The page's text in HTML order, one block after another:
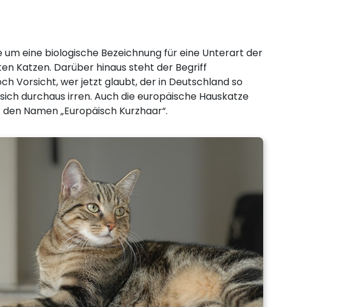
eine biologische Bezeichnung für eine Unterart der
Katzen. Darüber hinaus steht der Begriff
Vorsicht, wer jetzt glaubt, der in Deutschland so
durchaus irren. Auch die europäische Hauskatze
Namen „Europäisch Kurzhaar“.